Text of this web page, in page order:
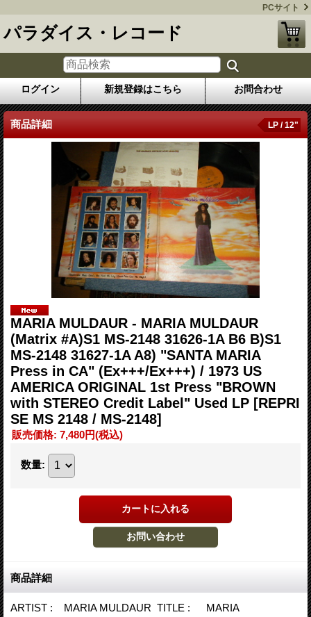
PCサイト
パラダイス・レコード
ログイン 新規登録はこちら お問合わせ
商品詳細 LP / 12"
MARIA MULDAUR - MARIA MULDAUR
(Matrix #A)S1 MS-2148 31626-1A B6 B)S1
MS-2148 31627-1A A8) "SANTA MARIA
Press in CA" (Ex+++/Ex+++) / 1973 US
AMERICA ORIGINAL 1st Press "BROWN
with STEREO Credit Label" Used LP [REPRI
SE MS 2148 / MS-2148]
販売価格: 7,480円(税込)
数量:
商品詳細
ARTIST : MARIA MULDAUR TITLE : MARIA